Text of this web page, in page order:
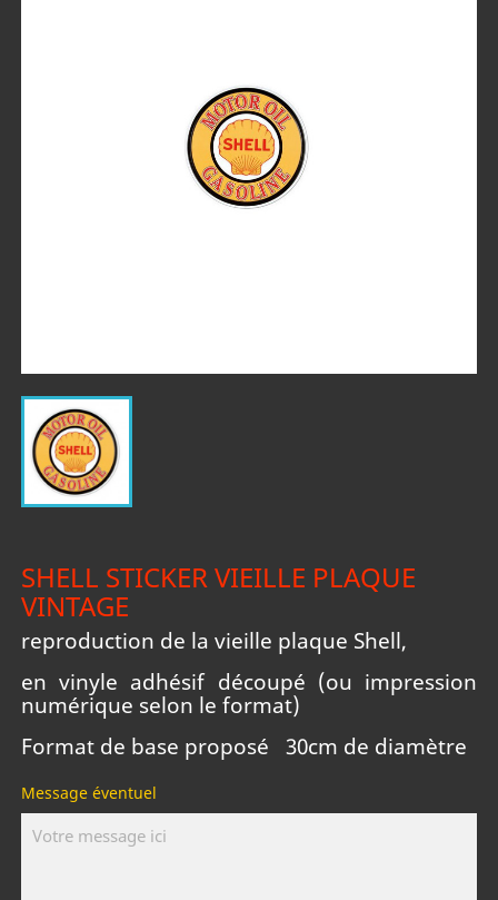
SHELL STICKER VIEILLE PLAQUE
VINTAGE
reproduction de la vieille plaque Shell,
en vinyle adhésif découpé (ou impression
numérique selon le format)
Format de base proposé 30cm de diamètre
Message éventuel